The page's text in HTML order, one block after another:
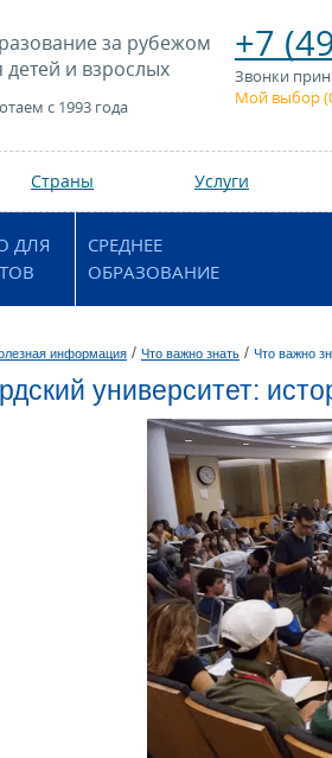
за рубежом
детей и взрослых
с 1993 года
+7
Звонки
Мой выбор (
Страны Услуги
ДЛЯ
СРЕДНЕЕ
ОБРАЗОВАНИЕ
информация / Что важно знать / Что важно
университет: